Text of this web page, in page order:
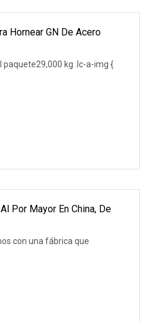
Hornear GN De Acero
paquete29,000 kg .lc-a-img {
Por Mayor En China, De
con una fábrica que